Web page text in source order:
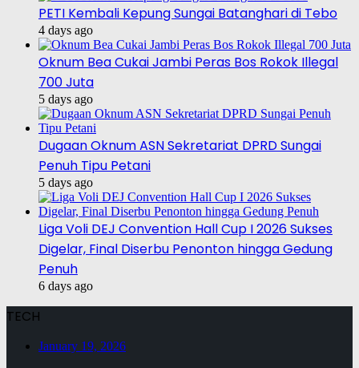
PETI Kembali Kepung Sungai Batanghari di Tebo
4 days ago
Oknum Bea Cukai Jambi Peras Bos Rokok Illegal
700 Juta
5 days ago
Dugaan Oknum ASN Sekretariat DPRD Sungai
Penuh Tipu Petani
5 days ago
Liga Voli DEJ Convention Hall Cup I 2026 Sukses
Digelar, Final Diserbu Penonton hingga Gedung
Penuh
6 days ago
TECH
January 19, 2026